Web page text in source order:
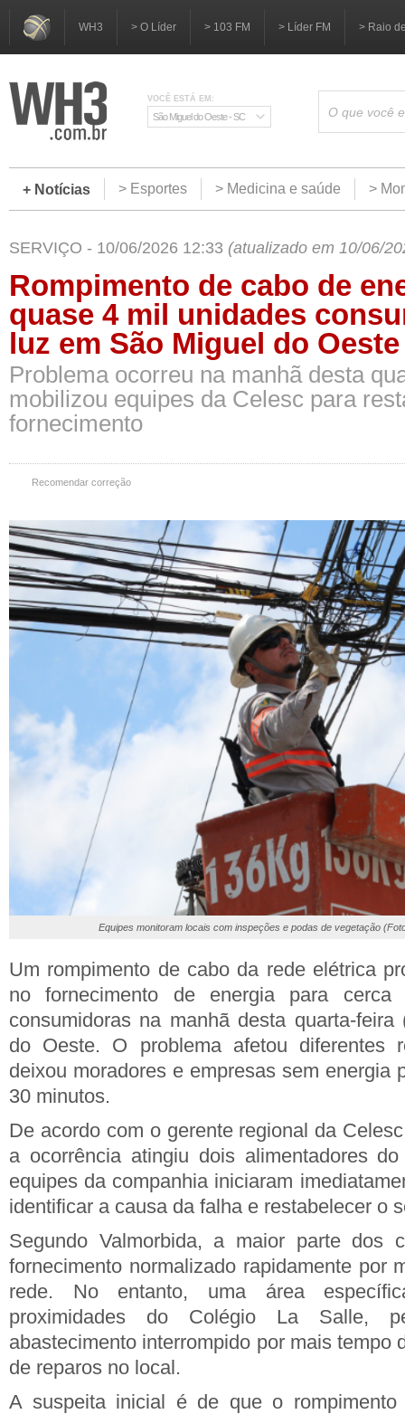
WH3 > O Líder > 103 FM > Líder FM > Raio
VOCÊ ESTÁ EM:
São Miguel do Oeste - SC
+ Notícias > Esportes > Medicina e saúde >
SERVIÇO - 10/06/2026 12:33 (atualizado em 10/06/
Rompimento de cabo de
quase 4 mil unidades
luz em São Miguel do Oeste
Problema ocorreu na manhã desta
mobilizou equipes da Celesc para
fornecimento
Recomendar correção
Equipes monitoram locais com inspeções e podas de vegetação
Um rompimento de cabo da rede elétrica
no fornecimento de energia para
consumidoras na manhã desta quarta-
do Oeste. O problema afetou diferentes
deixou moradores e empresas sem energia
30 minutos.
De acordo com o gerente regional da
a ocorrência atingiu dois alimentadores
equipes da companhia iniciaram
identificar a causa da falha e restabelecer o
Segundo Valmorbida, a maior parte dos
fornecimento normalizado rapidamente por
rede. No entanto, uma área
proximidades do Colégio La Salle,
abastecimento interrompido por mais tempo
de reparos no local.
A suspeita inicial é de que o